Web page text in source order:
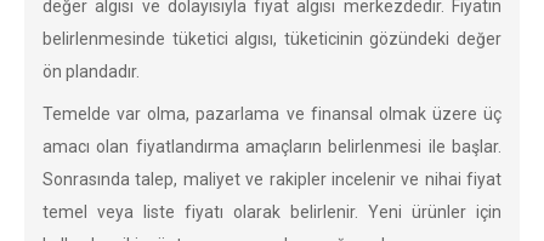
değer algısı ve dolayısıyla fiyat algısı merkezdedir. Fiyatın
belirlenmesinde tüketici algısı, tüketicinin gözündeki değer
ön plandadır.
Temelde var olma, pazarlama ve finansal olmak üzere üç
amacı olan fiyatlandırma amaçların belirlenmesi ile başlar.
Sonrasında talep, maliyet ve rakipler incelenir ve nihai fiyat
temel veya liste fiyatı olarak belirlenir. Yeni ürünler için